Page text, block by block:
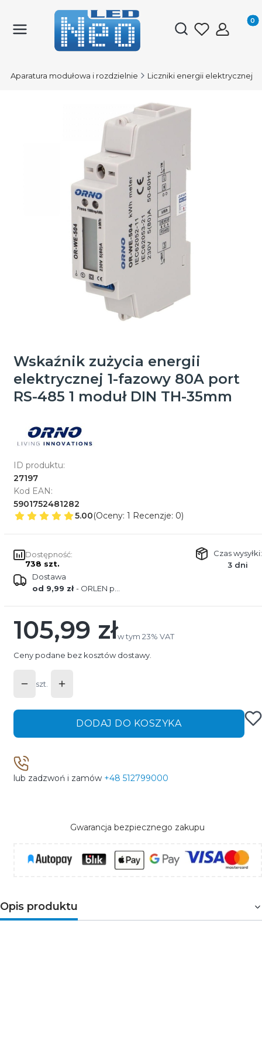
Otwórz
Aparatura modułowa i rozdzielnie Liczniki energii elektrycznej
Wskaźnik zużycia energii
elektrycznej 1-fazowy 80A port
RS-485 1 moduł DIN TH-35mm
ID produktu:
27197
Kod EAN:
5901752481282
5.00(Oceny: 1 Recenzje: 0)
Dostępność:
738 szt.
Czas wysyłki:
3 dni
Dostawa
od 9,99 zł- ORLEN paczka
Cena
105,99 złw tym 23% VAT
w tym 23% VAT
Ceny podane bez kosztów dostawy.
szt.
DODAJ DO KOSZYKA
lub zadzwoń i zamów +48 512799000
Gwarancja bezpiecznego zakupu
Opis produktu